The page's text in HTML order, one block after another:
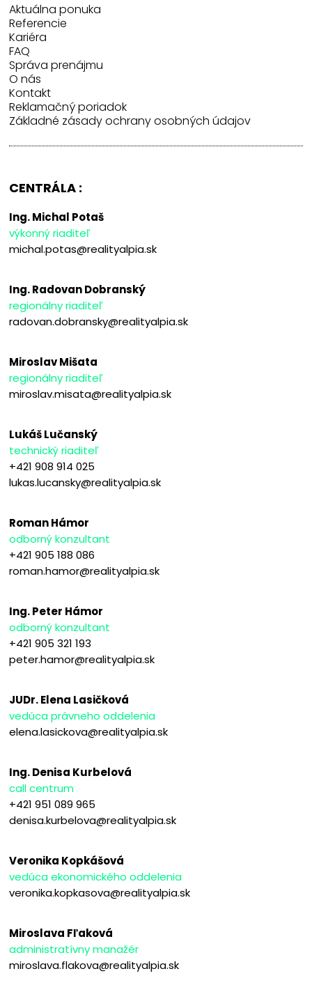
Aktuálna ponuka
Referencie
Kariéra
FAQ
Správa prenájmu
O nás
Kontakt
Reklamačný poriadok
Základné zásady ochrany osobných údajov
CENTRÁLA :
Ing. Michal Potaš
výkonný riaditeľ
michal.potas@realityalpia.sk
Ing. Radovan Dobranský
regionálny riaditeľ
radovan.dobransky@realityalpia.sk
Miroslav Mišata
regionálny riaditeľ
miroslav.misata@realityalpia.sk
Lukáš Lučanský
technický riaditeľ
+421 908 914 025
lukas.lucansky@realityalpia.sk
Roman Hámor
odborný konzultant
+421 905 188 086
roman.hamor@realityalpia.sk
Ing. Peter Hámor
odborný konzultant
+421 905 321 193
peter.hamor@realityalpia.sk
JUDr. Elena Lasičková
vedúca právneho oddelenia
elena.lasickova@realityalpia.sk
Ing. Denisa Kurbelová
call centrum
+421 951 089 965
denisa.kurbelova@realityalpia.sk
Veronika Kopkášová
vedúca ekonomického oddelenia
veronika.kopkasova@realityalpia.sk
Miroslava Fľaková
administratívny manažér
miroslava.flakova@realityalpia.sk